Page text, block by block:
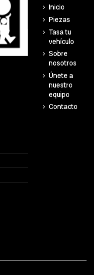
Inicio
Piezas
Tasa tu
vehículo
Sobre
nosotros
Únete a
nuestro
equipo
Contacto